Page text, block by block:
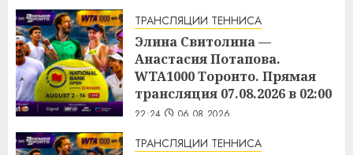
ТРАНСЛЯЦИИ ТЕННИСА
Элина Свитолина —
Анастасия Потапова.
WTA1000 Торонто. Прямая
трансляция 07.08.2026 в 02:00
22:24 06.08.2026
ТРАНСЛЯЦИИ ТЕННИСА